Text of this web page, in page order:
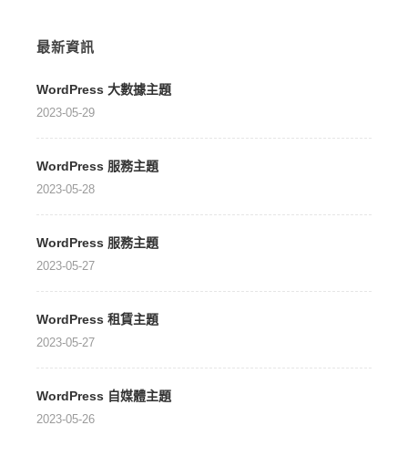
最新資訊
WordPress 大數據主題
2023-05-29
WordPress 服務主題
2023-05-28
WordPress 服務主題
2023-05-27
WordPress 租賃主題
2023-05-27
WordPress 自媒體主題
2023-05-26